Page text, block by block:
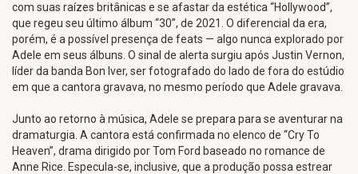
com suas raízes britânicas e se afastar da estética “Hollywood”,
que regeu seu último álbum “30”, de 2021. O diferencial da era,
porém, é a possível presença de feats — algo nunca explorado por
Adele em seus álbuns. O sinal de alerta surgiu após Justin Vernon,
líder da banda Bon Iver, ser fotografado do lado de fora do estúdio
em que a cantora gravava, no mesmo período que Adele gravava.
Junto ao retorno à música, Adele se prepara para se aventurar na
dramaturgia. A cantora está confirmada no elenco de “Cry To
Heaven”, drama dirigido por Tom Ford baseado no romance de
Anne Rice. Especula-se, inclusive, que a produção possa estrear